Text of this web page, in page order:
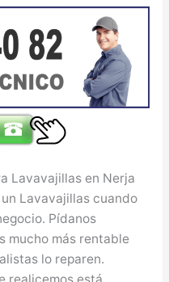
Lavavajillas en Nerja
Lavavajillas cuando
Pídanos
mucho más rentable
lo reparen.